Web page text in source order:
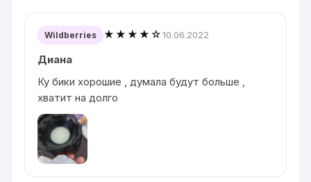
Wildberries ★★★★☆10.06.2022
Диана
Ку бики хорошие , думала будут больше ,
хватит на долго